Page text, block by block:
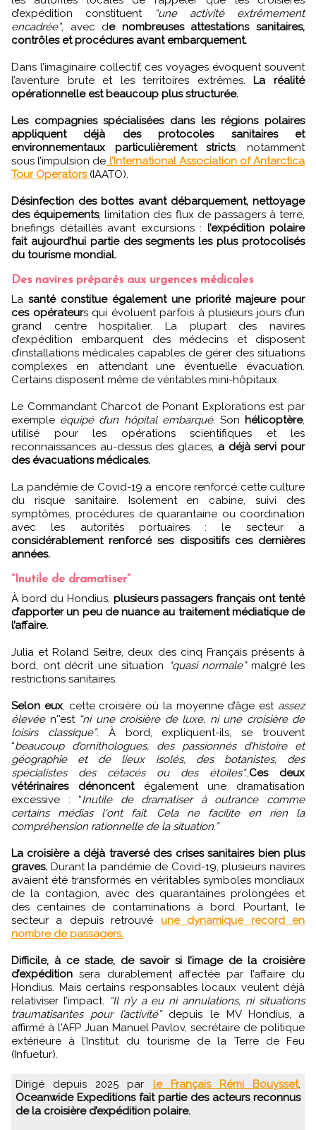
d’expédition constituent“une activité extrêmement
encadrée”, avec de nombreuses attestations sanitaires,
contrôles et procédures avant embarquement.
Dans l’imaginaire collectif, ces voyages évoquent souvent
l’aventure brute et les territoires extrêmes. La réalité
opérationnelle est beaucoup plus structurée.
Les compagnies spécialisées dans les régions polaires
appliquent déjà des protocoles sanitaires et
environnementaux particulièrement stricts, notamment
sous l’impulsion de l’International Association of Antarctica
Tour Operators (IAATO).
Désinfection des bottes avant débarquement, nettoyage
des équipements, limitation des flux de passagers à terre,
briefings détaillés avant excursions : l’expédition polaire
fait aujourd’hui partie des segments les plus protocolisés
du tourisme mondial.
Des navires préparés aux urgences médicales
La santé constitue également une priorité majeure pour
ces opérateurs qui évoluent parfois à plusieurs jours d’un
grand centre hospitalier. La plupart des navires
d’expédition embarquent des médecins et disposent
d’installations médicales capables de gérer des situations
complexes en attendant une éventuelle évacuation.
Certains disposent même de véritables mini-hôpitaux.
Le Commandant Charcot de Ponant Explorations est par
exemple équipé d’un hôpital embarqué. Son hélicoptère,
utilisé pour les opérations scientifiques et les
reconnaissances au-dessus des glaces, a déjà servi pour
des évacuations médicales.
La pandémie de Covid-19 a encore renforcé cette culture
du risque sanitaire. Isolement en cabine, suivi des
symptômes, procédures de quarantaine ou coordination
avec les autorités portuaires : le secteur a
considérablement renforcé ses dispositifs ces dernières
années.
“Inutile de dramatiser”
À bord du Hondius, plusieurs passagers français ont tenté
d’apporter un peu de nuance au traitement médiatique de
l’affaire.
Julia et Roland Seitre, deux des cinq Français présents à
bord, ont décrit une situation
“quasi normale”malgré les
restrictions sanitaires.
Selon eux, cette croisière où la moyenne d’âge est assez
élevée n'’est “ni une croisière de luxe, ni une croisière de
loisirs classique”. À bord, expliquent-ils, se trouvent
“beaucoup d’ornithologues, des passionnés d’histoire et
géographie et de lieux isolés, des botanistes, des
spécialistes des cétacés ou des étoiles”.,Ces deux
vétérinaires dénoncent également une dramatisation
excessive : “Inutile de dramatiser à outrance comme
certains médias l'ont fait. Cela ne facilite en rien la
compréhension rationnelle de la situation.”
La croisière a déjà traversé des crises sanitaires bien plus
graves. Durant la pandémie de Covid-19, plusieurs navires
avaient été transformés en véritables symboles mondiaux
de la contagion, avec des quarantaines prolongées et
des centaines de contaminations à bord. Pourtant, le
secteur a depuis retrouvé une dynamique record en
nombre de passagers.
Difficile, à ce stade, de savoir si l’image de la croisière
d’expéditionsera durablement affectée par l’affaire du
Hondius. Mais certains responsables locaux veulent déjà
relativiser l’impact.
“Il n’y a eu ni annulations, ni situations
traumatisantes pour l’activité” depuis le MV Hondius, a
affirmé à l'AFP Juan Manuel Pavlov, secrétaire de politique
extérieure à l’Institut du tourisme de la Terre de Feu
(Infuetur).
Dirigé depuis 2025 par le Français Rémi Bouysset,
Oceanwide Expeditions fait partie des acteurs reconnus
de la croisière d’expédition polaire.